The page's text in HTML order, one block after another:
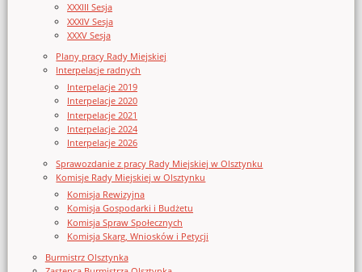
XXXIII Sesja
XXXIV Sesja
XXXV Sesja
Plany pracy Rady Miejskiej
Interpelacje radnych
Interpelacje 2019
Interpelacje 2020
Interpelacje 2021
Interpelacje 2024
Interpelacje 2026
Sprawozdanie z pracy Rady Miejskiej w Olsztynku
Komisje Rady Miejskiej w Olsztynku
Komisja Rewizyjna
Komisja Gospodarki i Budżetu
Komisja Spraw Społecznych
Komisja Skarg, Wniosków i Petycji
Burmistrz Olsztynka